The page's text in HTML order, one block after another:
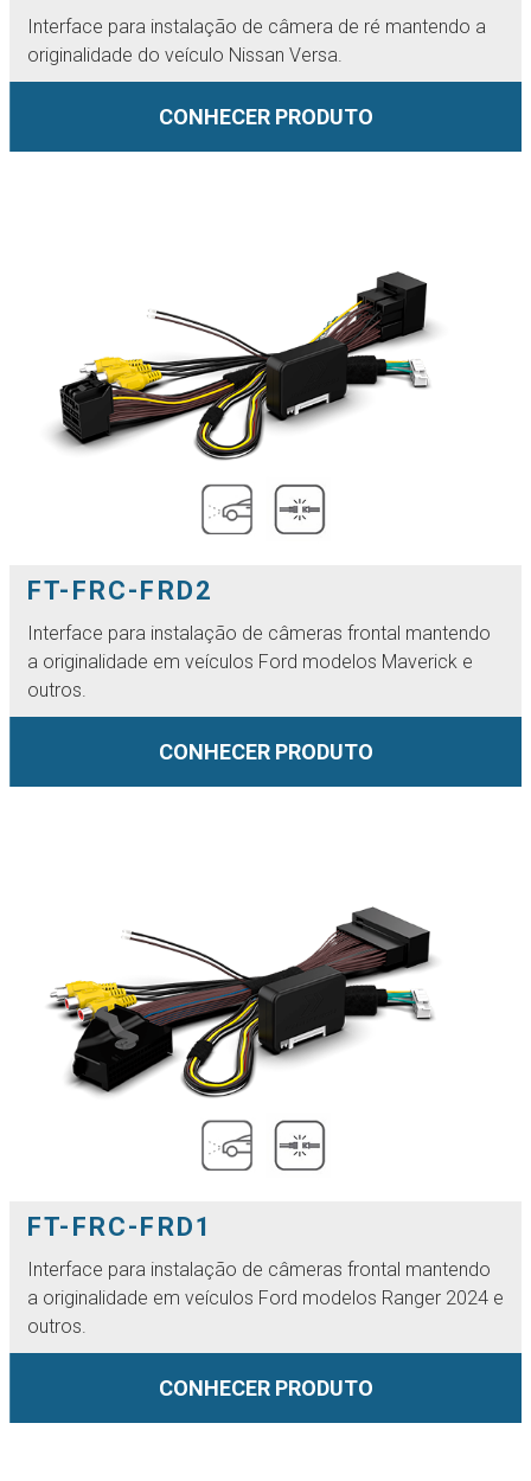
Interface para instalação de câmera de ré mantendo a
originalidade do veículo Nissan Versa.
CONHECER PRODUTO
FT-FRC-FRD2
Interface para instalação de câmeras frontal mantendo
a originalidade em veículos Ford modelos Maverick e
outros.
CONHECER PRODUTO
FT-FRC-FRD1
Interface para instalação de câmeras frontal mantendo
a originalidade em veículos Ford modelos Ranger 2024 e
outros.
CONHECER PRODUTO